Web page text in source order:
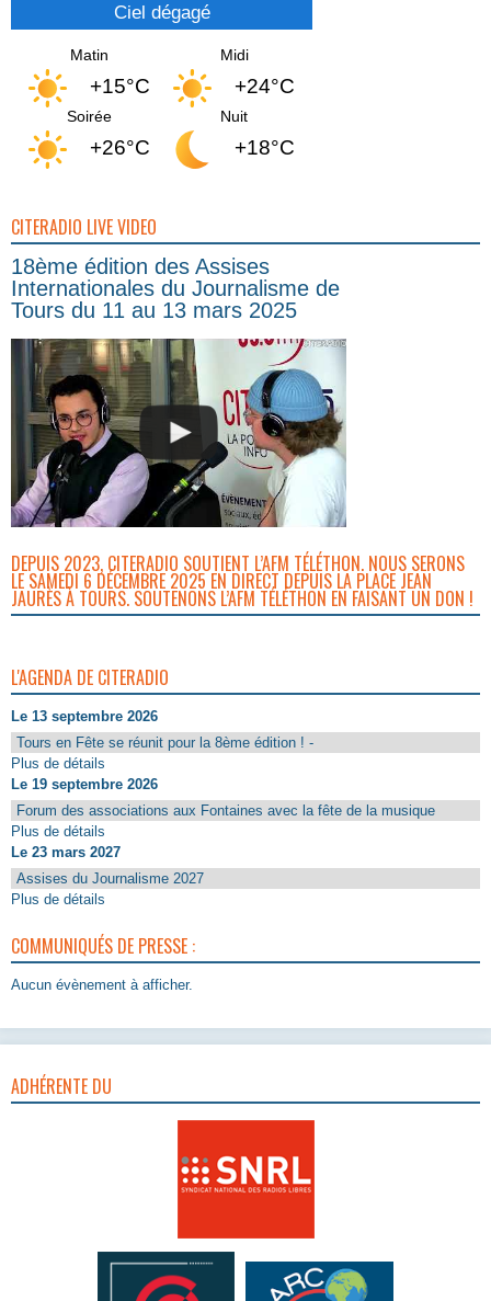
Ciel dégagé
Matin
+15°C
Midi
+24°C
Soirée
+26°C
Nuit
+18°C
CITERADIO LIVE VIDEO
18ème édition des Assises
Internationales du Journalisme de
Tours du 11 au 13 mars 2025
DEPUIS 2023, CITERADIO SOUTIENT L’AFM TÉLÉTHON. NOUS SERONS
LE SAMEDI 6 DÉCEMBRE 2025 EN DIRECT DEPUIS LA PLACE JEAN
JAURÈS À TOURS. SOUTENONS L’AFM TÉLÉTHON EN FAISANT UN DON !
L'AGENDA DE CITERADIO
Le 13 septembre 2026
Tours en Fête se réunit pour la 8ème édition ! -
Plus de détails
Le 19 septembre 2026
Forum des associations aux Fontaines avec la fête de la musique
Plus de détails
Le 23 mars 2027
Assises du Journalisme 2027
Plus de détails
COMMUNIQUÉS DE PRESSE :
Aucun évènement à afficher.
ADHÉRENTE DU